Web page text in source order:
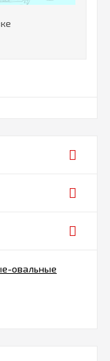
овальные